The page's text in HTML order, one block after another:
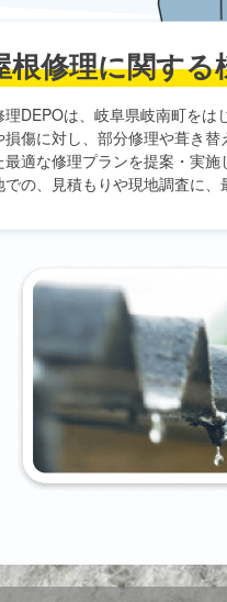
根修理に関する
DEPOは、岐阜県岐南町をは
損傷に対し、部分修理や葺き
適な修理プランを提案・実施
での、見積もりや現地調査に